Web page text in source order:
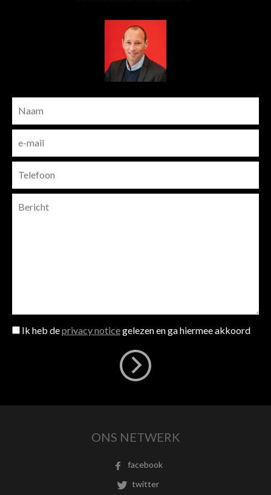
Ik heb deprivacy noticegelezen en ga hiermee akkoord
ONS NETWERK
facebook
twitter